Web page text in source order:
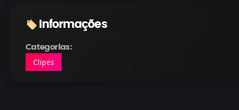
Informações
Categorias:
Clipes